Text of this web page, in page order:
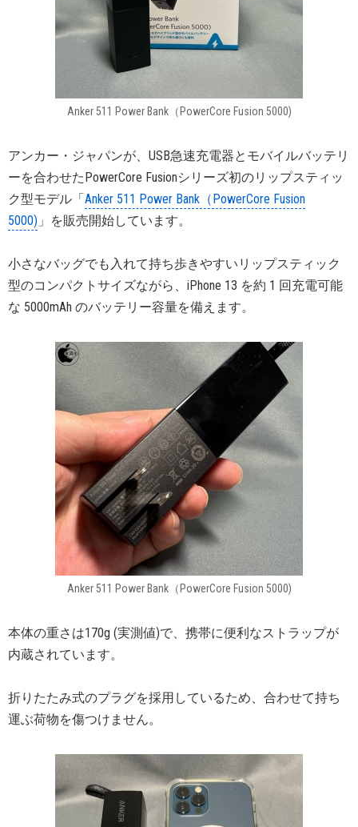
Anker 511 Power Bank（PowerCore Fusion 5000)
アンカー・ジャパンが、USB急速充電器とモバイルバッテリ
ーを合わせたPowerCore Fusionシリーズ初のリップスティッ
ク型モデル「Anker 511 Power Bank（PowerCore Fusion
5000) 」を販売開始しています。
小さなバッグでも入れて持ち歩きやすいリップスティック
型のコンパクトサイズながら、iPhone 13 を約 1 回充電可能
な 5000mAh のバッテリー容量を備えます。
Anker 511 Power Bank（PowerCore Fusion 5000)
本体の重さは170g (実測値)で、携帯に便利なストラップが
内蔵されています。
折りたたみ式のプラグを採用しているため、合わせて持ち
運ぶ荷物を傷つけません。